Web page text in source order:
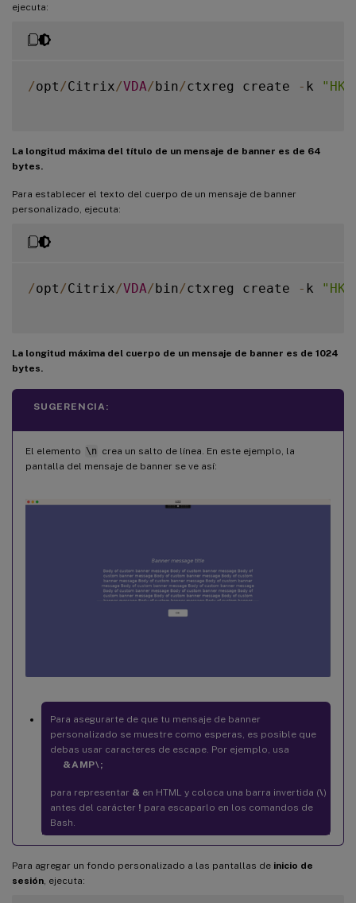
ejecuta:
/opt /Citrix/VDA/bin/ctxreg create - k
La longitud máxima del título de un mensaje de banner es de 64
bytes.
Para establecer el texto del cuerpo de un mensaje de banner
personalizado, ejecuta:
/opt /Citrix/VDA/bin/ctxreg create - k
La longitud máxima del cuerpo de un mensaje de banner es de 1024
bytes.
SUGERENCIA:
El elemento \n crea un salto de línea. En este ejemplo, la
pantalla del mensaje de banner se ve así:
Para asegurarte de que tu mensaje de banner
personalizado se muestre como esperas, es posible que
debas usar caracteres de escape. Por ejemplo, usa
&AMP\;
para representar & en HTML y coloca una barra invertida (\)
antes del carácter ! para escaparlo en los comandos de
Bash.
Para agregar un fondo personalizado a las pantallas de inicio de
sesión, ejecuta: